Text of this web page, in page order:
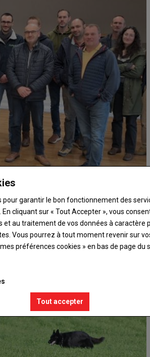
25 septembre à Château-Gontier-sur-…
pour garantir le bon fonctionnement des
En cliquant sur « Tout Accepter », vous
et au traitement de vos données à caractère
Vous pourrez à tout moment revenir sur
préférences cookies » en bas de page du
Tout accepter